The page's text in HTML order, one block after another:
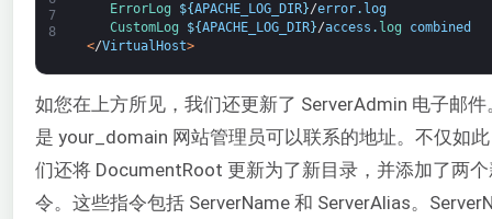
7
8
ErrorLog
${APACHE_LOG_DIR}/error. log
CustomLog
${APACHE_LOG_DIR}/access . log
combined
</VirtualHost>
如您在上方所见，我们还更新了 ServerAdmin 电子邮件
是 your_domain 网站管理员可以联系的地址。不仅如
们还将 DocumentRoot 更新为了新目录，并添加了两
令。这些指令包括 ServerName 和 ServerAlias。